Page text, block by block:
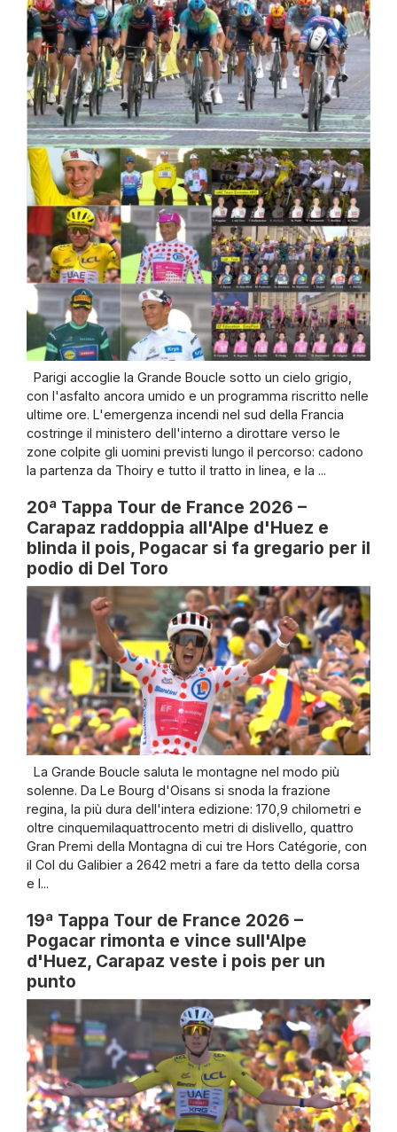
Parigi accoglie la Grande Boucle sotto un cielo grigio,
con l'asfalto ancora umido e un programma riscritto nelle
ultime ore. L'emergenza incendi nel sud della Francia
costringe il ministero dell'interno a dirottare verso le
zone colpite gli uomini previsti lungo il percorso: cadono
la partenza da Thoiry e tutto il tratto in linea, e la ...
20ª Tappa Tour de France 2026 –
Carapaz raddoppia all'Alpe d'Huez e
blinda il pois, Pogacar si fa gregario per il
podio di Del Toro
La Grande Boucle saluta le montagne nel modo più
solenne. Da Le Bourg d'Oisans si snoda la frazione
regina, la più dura dell'intera edizione: 170,9 chilometri e
oltre cinquemilaquattrocento metri di dislivello, quattro
Gran Premi della Montagna di cui tre Hors Catégorie, con
il Col du Galibier a 2642 metri a fare da tetto della corsa
e l...
19ª Tappa Tour de France 2026 –
Pogacar rimonta e vince sull'Alpe
d'Huez, Carapaz veste i pois per un
punto